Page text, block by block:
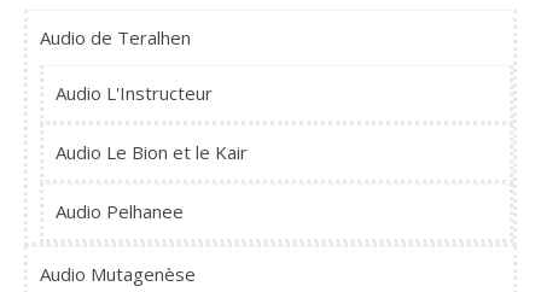
Audio de Teralhen
Audio L'Instructeur
Audio Le Bion et le Kair
Audio Pelhanee
Audio Mutagenèse